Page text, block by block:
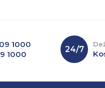
1000
1000
24/7